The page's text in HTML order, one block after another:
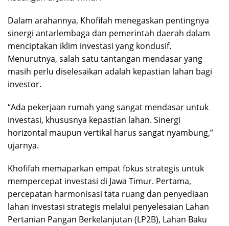
Dalam arahannya, Khofifah menegaskan pentingnya
sinergi antarlembaga dan pemerintah daerah dalam
menciptakan iklim investasi yang kondusif.
Menurutnya, salah satu tantangan mendasar yang
masih perlu diselesaikan adalah kepastian lahan bagi
investor.
“Ada pekerjaan rumah yang sangat mendasar untuk
investasi, khususnya kepastian lahan. Sinergi
horizontal maupun vertikal harus sangat nyambung,”
ujarnya.
Khofifah memaparkan empat fokus strategis untuk
mempercepat investasi di Jawa Timur. Pertama,
percepatan harmonisasi tata ruang dan penyediaan
lahan investasi strategis melalui penyelesaian Lahan
Pertanian Pangan Berkelanjutan (LP2B), Lahan Baku